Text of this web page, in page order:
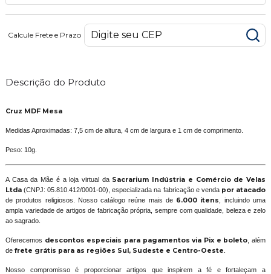
Calcule Frete e Prazo
Descrição do Produto
Cruz MDF Mesa
Medidas Aproximadas: 7,5 cm de altura, 4 cm de largura e 1 cm de comprimento.
Peso: 10g.
A Casa da Mãe é a loja virtual daSacrarium Indústria e Comércio de Velas
Ltda(CNPJ: 05.810.412/0001-00), especializada na fabricação e venda por atacado
de produtos religiosos. Nosso catálogo reúne mais de 6.000 itens
, incluindo uma
ampla variedade de artigos de fabricação própria, sempre com qualidade, beleza e zelo
ao sagrado.
Oferecemos descontos especiais para pagamentos via Pix e boleto , além
de frete grátis para as regiões Sul, Sudeste e Centro-Oeste
Nosso compromisso é proporcionar artigos que inspirem a fé e fortaleçam a